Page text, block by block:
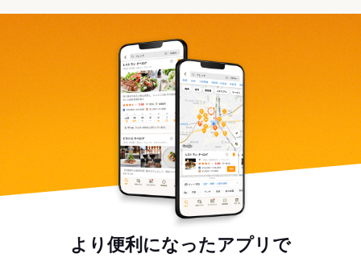
より便利になったアプリで